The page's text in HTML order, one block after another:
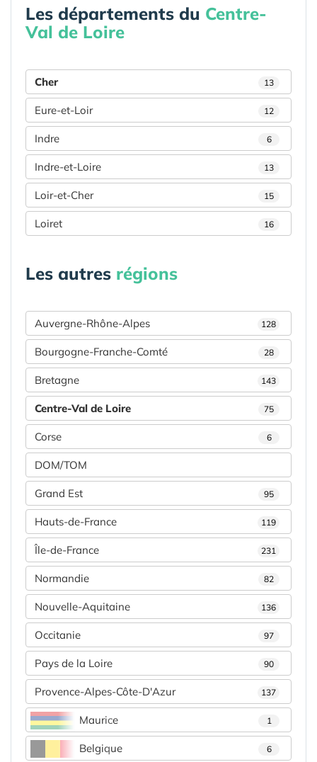
Les départements du Centre-
Val de Loire
Cher 13
Eure-et-Loir 12
Indre 6
Indre-et-Loire 13
Loir-et-Cher 15
Loiret 16
Les autres régions
Auvergne-Rhône-Alpes 128
Bourgogne-Franche-Comté 28
Bretagne 143
Centre-Val de Loire 75
Corse 6
DOM/TOM
Grand Est 95
Hauts-de-France 119
Île-de-France 231
Normandie 82
Nouvelle-Aquitaine 136
Occitanie 97
Pays de la Loire 90
Provence-Alpes-Côte-D'Azur 137
Maurice 1
Belgique 6